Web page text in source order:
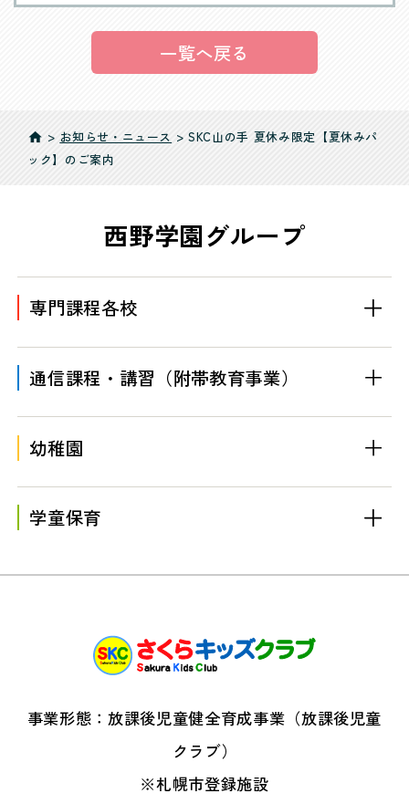
一覧へ戻る
home > お知らせ・ニュース >SKC山の手 夏休み限定【夏休みパ
ック】のご案内
西野学園グループ
専門課程各校
通信課程・講習 （附帯教育事業）
幼稚園
学童保育
事業形態：放課後児童健全育成事業（放課後児童
クラブ）
※札幌市登録施設